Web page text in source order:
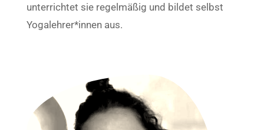
unterrichtet sie regelmäßig und bildet selbst
Yogalehrer*innen aus.